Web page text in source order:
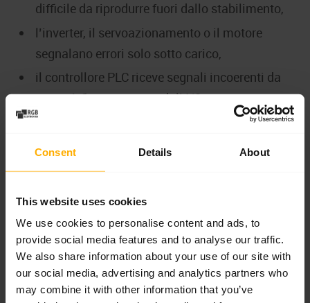
Consent Details About
This website uses cookies
We use cookies to personalise content and ads, to
provide social media features and to analyse our traffic.
We also share information about your use of our site with
our social media, advertising and analytics partners who
may combine it with other information that you’ve
difficile da riprodurre fuori dallo stabilimento,
l’inverter, il servoazionamento o il motore
segnalano errori solo sotto carico,
il controllore PLC riceve segnali incoerenti da
sensori, finecorsa o moduli I/O,
il pannello HMI mostra errori, ma non è chiaro
problemi di schermatura o correnti vaganti,
si sospettano problemi di allineamento,
vibrazioni, cuscinetti o meccanica azionata dal
motore,
è necessaria una decisione rapida se riparare,